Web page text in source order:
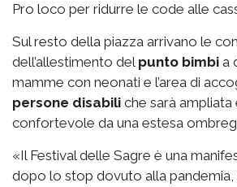
Pro loco per ridurre le code alle
Sul resto della piazza arrivano le
dell’allestimento del punto bimbi a
mamme con neonati e l’area di
persone disabili che sarà ampliata
confortevole da una estesa
«Il Festival delle Sagre è una
dopo lo stop dovuto alla